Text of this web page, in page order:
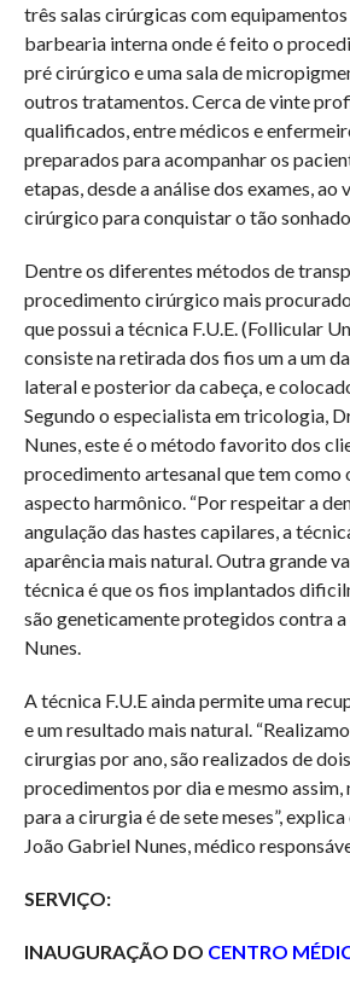
três salas cirúrgicas com
barbearia interna onde é feito o
pré cirúrgico e uma sala de
outros tratamentos. Cerca de vinte
qualificados, entre médicos e
preparados para acompanhar os
etapas, desde a análise dos exames, ao
cirúrgico para conquistar o tão
Dentre os diferentes métodos de
procedimento cirúrgico mais
que possui a técnica F.U.E. (Follicular
consiste na retirada dos fios um a um
lateral e posterior da cabeça, e
Segundo o especialista em tricologia,
Nunes, este é o método favorito dos
procedimento artesanal que tem como
aspecto harmônico. “Por respeitar a
angulação das hastes capilares, a
aparência mais natural. Outra grande
técnica é que os fios implantados
são geneticamente protegidos contra a
Nunes.
A técnica F.U.E ainda permite uma
e um resultado mais natural.
cirurgias por ano, são realizados de
procedimentos por dia e mesmo assim,
para a cirurgia é de sete meses”,
João Gabriel Nunes, médico
SERVIÇO:
INAUGURAÇÃO DO CENTRO